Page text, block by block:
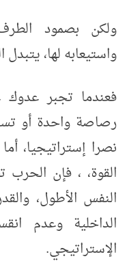
ولكن بصمود
واستيعابه لها،
فعندما تجبر
رصاصة واحدة أو
نصرا إستراتيجيا،
القوة، ، فإن
النفس الأطول،
الداخلية وعدم
الإستراتيجي.